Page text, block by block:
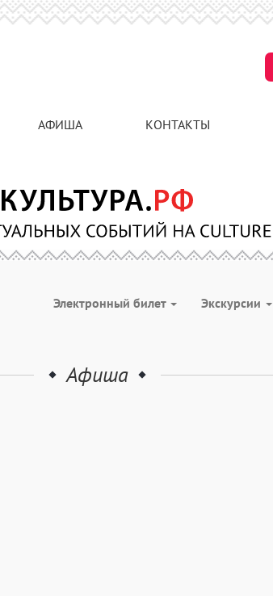
АФИША КОНТАКТЫ
Электронный билет Экскурсии
Афиша